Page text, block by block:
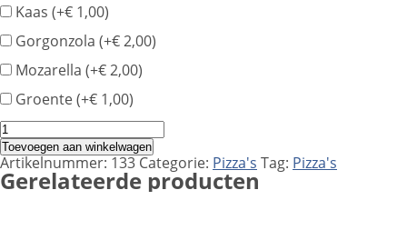
Kaas (+€ 1,00)
Gorgonzola (+€2,00)
Mozarella (+€2,00)
Groente (+€ 1,00)
Niehoff
aantal
Toevoegen aan winkelwagen
Artikelnummer: 133 Categorie: Pizza's Tag: Pizza's
Gerelateerde producten